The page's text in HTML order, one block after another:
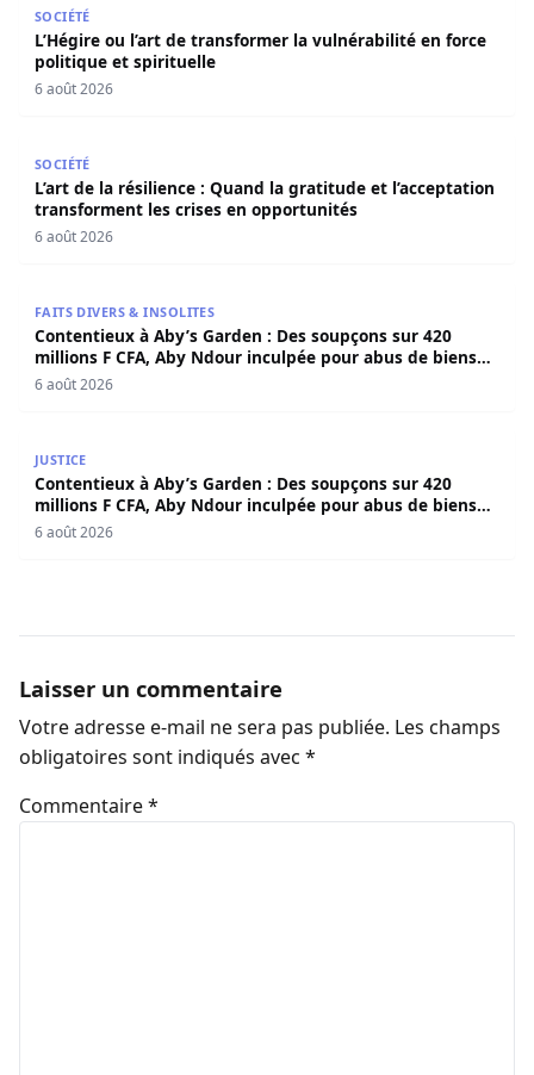
SOCIÉTÉ
L’Hégire ou l’art de transformer la vulnérabilité en force
politique et spirituelle
6 août 2026
SOCIÉTÉ
L’art de la résilience : Quand la gratitude et l’acceptation
transforment les crises en opportunités
6 août 2026
FAITS DIVERS & INSOLITES
Contentieux à Aby’s Garden : Des soupçons sur 420
millions F CFA, Aby Ndour inculpée pour abus de biens
sociaux
6 août 2026
JUSTICE
Contentieux à Aby’s Garden : Des soupçons sur 420
millions F CFA, Aby Ndour inculpée pour abus de biens
sociaux
6 août 2026
Laisser un commentaire
Votre adresse e-mail ne sera pas publiée. Les champs
obligatoires sont indiqués avec *
Commentaire*